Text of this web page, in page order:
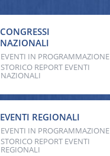
CONGRESSI
NAZIONALI
EVENTI IN PROGRAMMAZIONE
STORICO REPORT EVENTI
NAZIONALI
EVENTI REGIONALI
EVENTI IN PROGRAMMAZIONE
STORICO REPORT EVENTI
REGIONALI